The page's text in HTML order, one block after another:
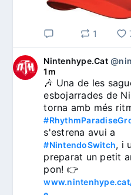
1
Nintenhype.Cat
1m
🎶 Una de les
esbojarrades de
#NintendoSwitch, i
preparat un petit